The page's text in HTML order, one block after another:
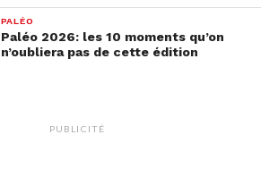
PALÉO
Paléo 2026: les 10 moments qu’on
n’oubliera pas de cette édition
PUBLICITÉ